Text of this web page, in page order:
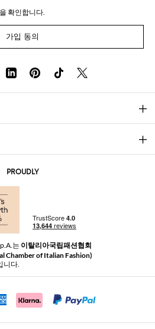
확인합니다.
가입 동의
PROUDLY
는 이탈리아국립패션협회
Chamber of Italian Fashion)
니다.